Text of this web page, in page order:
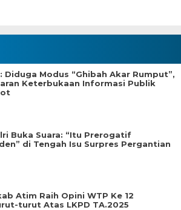
Diduga Modus “Ghibah Akar Rumput”,
Keterbukaan Informasi Publik
Buka Suara: “Itu Prerogatif
di Tengah Isu Surpres Pergantian
Atim Raih Opini WTP Ke 12
turut Atas LKPD TA.2025